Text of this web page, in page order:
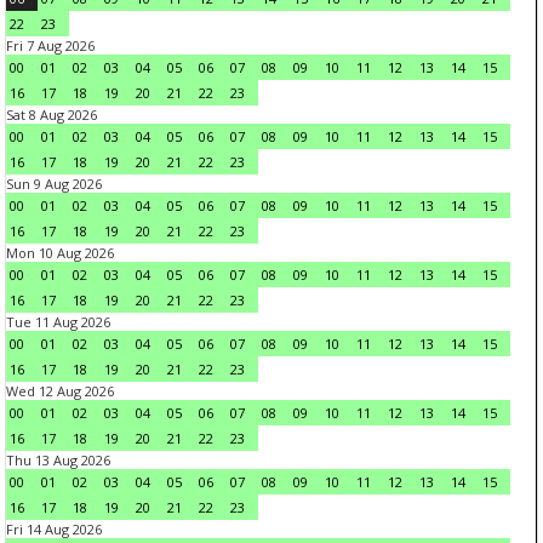
22
23
Fri 7 Aug 2026
00
01 02 03 04 05 06 07 08 09 10 11 12 13 14
15
16
17 18 19 20 21 22
23
Sat 8 Aug 2026
00
01 02 03 04 05 06 07 08 09 10 11 12 13 14
15
16
17 18 19 20 21 22
23
Sun 9 Aug 2026
00
01 02 03 04 05 06 07 08 09 10 11 12 13 14
15
16
17 18 19 20 21 22
23
Mon 10 Aug 2026
00
01 02 03 04 05 06 07 08 09 10 11 12 13 14
15
16
17 18 19 20 21 22
23
Tue 11 Aug 2026
00
01 02 03 04 05 06 07 08 09 10 11 12 13 14
15
16
17 18 19 20 21 22
23
Wed 12 Aug 2026
00
01 02 03 04 05 06 07 08 09 10 11 12 13 14
15
16
17 18 19 20 21 22
23
Thu 13 Aug 2026
00
01 02 03 04 05 06 07 08 09 10 11 12 13 14
15
16
17 18 19 20 21 22
23
Fri 14 Aug 2026